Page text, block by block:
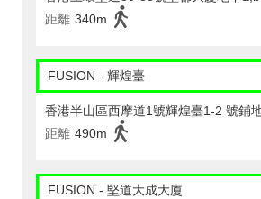
距離 340m
FUSION - 輝煌臺
香港半山區西摩道1號輝煌臺1-2 號鋪
距離 490m
FUSION - 堅道大成大廈